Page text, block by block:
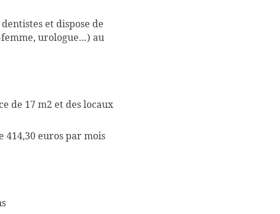
et dispose de
femme, urologue…) au
de 17 m2 et des locaux
414,30 euros par mois